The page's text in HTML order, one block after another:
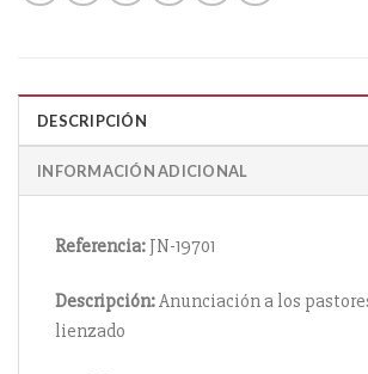
DESCRIPCIÓN
INFORMACIÓN ADICIONAL
Referencia: JN-19701
Descripción:Anunciación a los
lienzado